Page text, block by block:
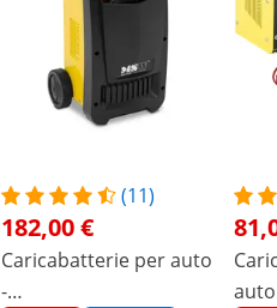
(11)
182,00 €
Caricabatterie per auto
-